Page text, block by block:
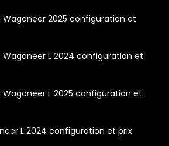
Wagoneer 2025 configuration et
Wagoneer L 2024 configuration et
L 2025 configuration et
L 2024 configuration et prix